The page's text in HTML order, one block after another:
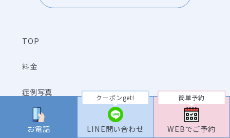
お電話
クーポンget!
LINE問い合わせ
簡単予約
WEBでご予約
TOP
料金
症例写真
症例動画